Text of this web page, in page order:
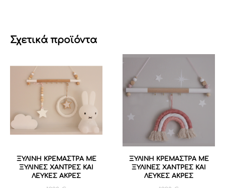
Σχετικά προϊόντα
ΞΥΛΙΝΗ ΚΡΕΜΑΣΤΡΑ ΜΕ
ΞΥΛΙΝΕΣ ΧΑΝΤΡΕΣ ΚΑΙ
ΛΕΥΚΕΣ ΑΚΡΕΣ
ΞΥΛΙΝΗ ΚΡΕΜΑΣΤΡΑ ΜΕ
ΞΥΛΙΝΕΣ ΧΑΝΤΡΕΣ ΚΑΙ
ΛΕΥΚΕΣ ΑΚΡΕΣ